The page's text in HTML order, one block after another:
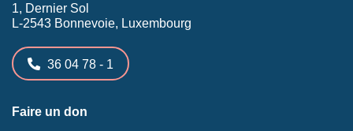
1, Dernier Sol
L-2543 Bonnevoie, Luxembourg
36 04 78 - 1
Faire un don